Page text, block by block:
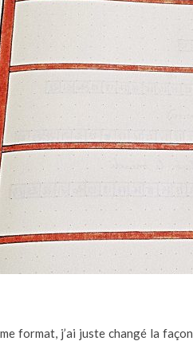
format, j’ai juste changé la